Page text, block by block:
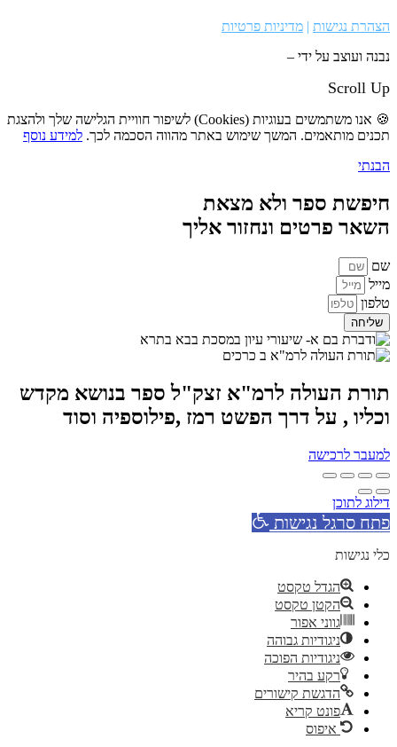
הצהרת נגישות | מדיניות פרטיות
נבנה ועוצב על ידי –
Scroll Up
🍪 אנו משתמשים בעוגיות (Cookies) לשיפור חוויית הגלישה שלך ולהצגת
תכנים מותאמים. המשך שימוש באתר מהווה הסכמה לכך. למידע נוסף
הבנתי
חיפשת ספר ולא מצאת
השאר פרטים ונחזור אליך
שם
מייל
טלפון
שליחה
תורת העולה לרמ"א זצק"ל ספר בנושא מקדש
וכליו , על דרך הפשט רמז ,פילוספיה וסוד
למעבר לרכישה
דילוג לתוכן
פתח סרגל נגישות
כלי נגישות
הגדל טקסט
הקטן טקסט
גווני אפור
ניגודיות גבוהה
ניגודיות הפוכה
רקע בהיר
הדגשת קישורים
פונט קריא
איפוס